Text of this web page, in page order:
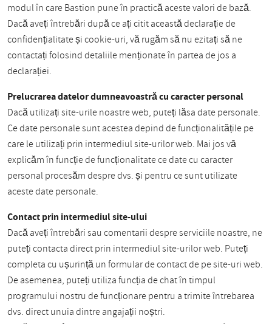
modul în care Bastion pune în practică aceste valori de bază.
Dacă aveți întrebări după ce ați citit această declarație de
confidențialitate și cookie-uri, vă rugăm să nu ezitați să ne
contactați folosind detaliile menționate în partea de jos a
declarației.
Prelucrarea datelor dumneavoastră cu caracter personal
Dacă utilizați site-urile noastre web, puteți lăsa date personale.
Ce date personale sunt acestea depind de funcționalitățile pe
care le utilizați prin intermediul site-urilor web. Mai jos vă
explicăm în funcție de funcționalitate ce date cu caracter
personal procesăm despre dvs. și pentru ce sunt utilizate
aceste date personale.
Contact prin intermediul site-ului
Dacă aveți întrebări sau comentarii despre serviciile noastre, ne
puteți contacta direct prin intermediul site-urilor web. Puteți
completa cu ușurință un formular de contact de pe site-uri web.
De asemenea, puteți utiliza funcția de chat în timpul
programului nostru de funcționare pentru a trimite întrebarea
dvs. direct unuia dintre angajații noștri.